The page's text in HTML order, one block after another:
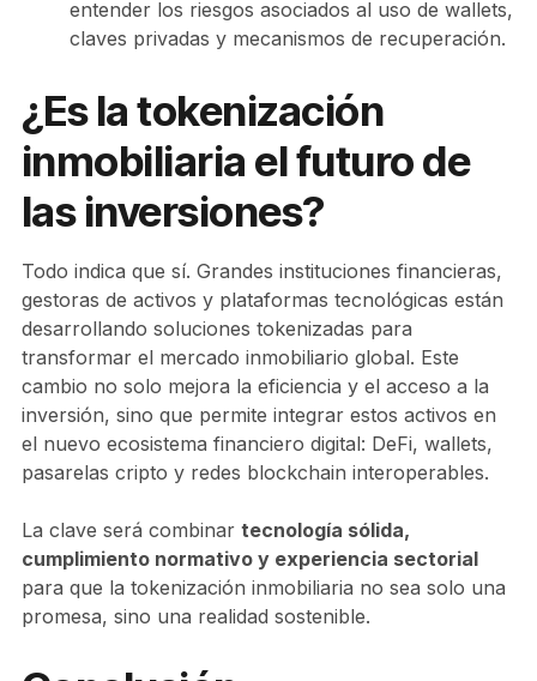
entender los riesgos asociados al uso de wallets,
claves privadas y mecanismos de recuperación.
¿Es la tokenización
inmobiliaria el futuro de
las inversiones?
Todo indica que sí. Grandes instituciones financieras,
gestoras de activos y plataformas tecnológicas están
desarrollando soluciones tokenizadas para
transformar el mercado inmobiliario global. Este
cambio no solo mejora la eficiencia y el acceso a la
inversión, sino que permite integrar estos activos en
el nuevo ecosistema financiero digital: DeFi, wallets,
pasarelas cripto y redes blockchain interoperables.
La clave será combinar tecnología sólida,
cumplimiento normativo y experiencia sectorial
para que la tokenización inmobiliaria no sea solo una
promesa, sino una realidad sostenible.